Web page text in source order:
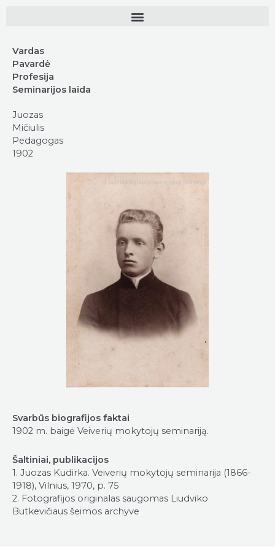
Vardas
Pavardė
Profesija
Seminarijos laida
Juozas
Mičiulis
Pedagogas
1902
Svarbūs biografijos faktai
1902 m. baigė Veiverių mokytojų seminariją.
Šaltiniai, publikacijos
1. Juozas Kudirka. Veiverių mokytojų seminarija (1866-
1918), Vilnius, 1970, p. 75
2. Fotografijos originalas saugomas Liudviko
Butkevičiaus šeimos archyve